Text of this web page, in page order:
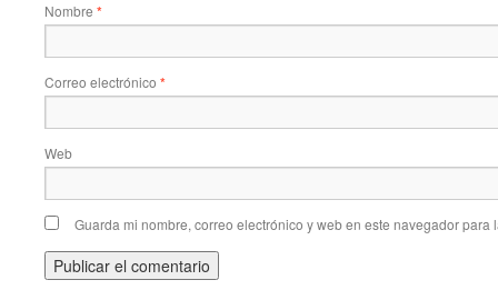
Nombre *
Correo electrónico *
Web
Guarda mi nombre, correo electrónico y web en este navegador para